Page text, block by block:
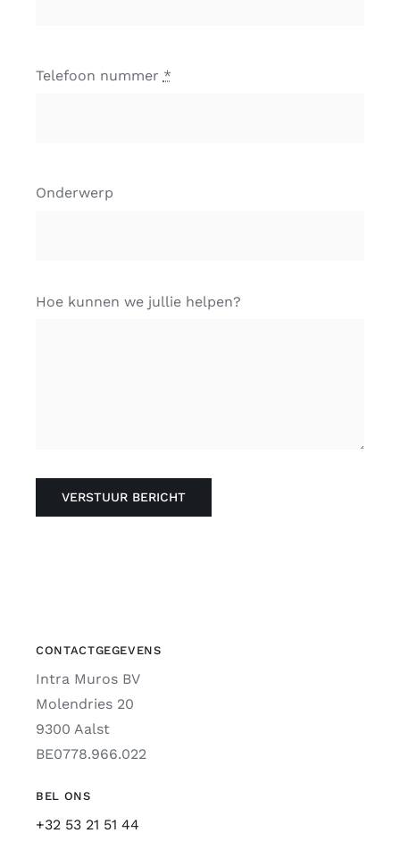
Telefoon nummer *
Onderwerp
Hoe kunnen we jullie helpen?
VERSTUUR BERICHT
CONTACTGEGEVENS
Intra Muros BV
Molendries 20
9300 Aalst
BE0778.966.022
BEL ONS
+32 53 21 51 44